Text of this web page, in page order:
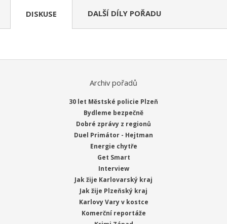
DISKUSE DALŠÍ DÍLY POŘADU
Archiv pořadů
30 let Městské policie Plzeň
Bydleme bezpečně
Dobré zprávy z regionů
Duel Primátor - Hejtman
Energie chytře
Get Smart
Interview
Jak žije Karlovarský kraj
Jak žije Plzeňský kraj
Karlovy Vary v kostce
Komerční reportáže